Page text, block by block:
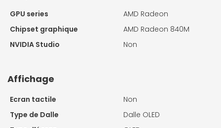
GPU series
AMD Radeon
Chipset graphique
AMD Radeon 840M
NVIDIA Studio
Non
Affichage
Ecran tactile
Non
Type de Dalle
Dalle OLED